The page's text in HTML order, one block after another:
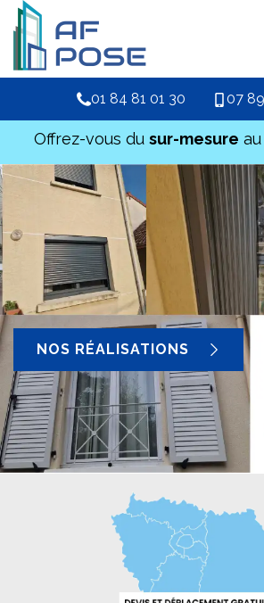
01 84 81 01 30 07
Offrez-vous du sur-mesure au
NOS RÉALISATIONS